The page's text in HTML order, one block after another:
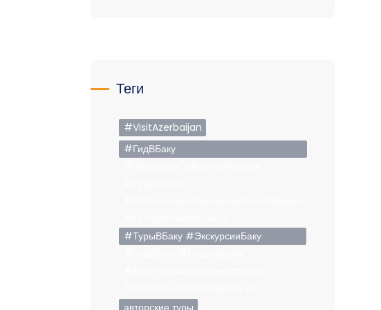
Теги
#VisitAzerbaijan
#ГидВБаку
#ТурыВБаку #ЭкскурсииБаку
авторские туры